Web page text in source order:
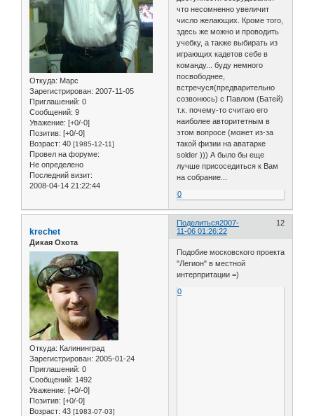
Откуда: Марс
Зарегистрирован: 2007-11-05
Приглашений: 0
Сообщений: 9
Уважение: [+0/-0]
Позитив: [+0/-0]
Возраст: 40 [1985-12-11]
Провел на форуме:
Не определено
Последний визит:
2008-04-14 21:22:44
что несомненно увеличит
число желающих. Кроме того,
здесь же можно и проводить
учебку, а также выбирать из
играющих кадетов себе в
команду... буду немного
посвободнее,
встречуся(предварительно
созвонюсь) с Павлом (Батей)
т.к. почему-то считаю его
наиболее авторитетным в
этом вопросе (может из-за
такой физии на аватарке
solder ))) А было бы еще
лучше присоседиться к Вам
на собрание...
0
Поделиться 12
2007-
11-06 01:26:22
krechet
Дикая Охота
Откуда: Калининград
Зарегистрирован: 2005-01-24
Приглашений: 0
Сообщений: 1492
Уважение: [+0/-0]
Позитив: [+0/-0]
Возраст: 43 [1983-07-03]
Подобие московского проекта
"Легион" в местной
интерпритации =)
0